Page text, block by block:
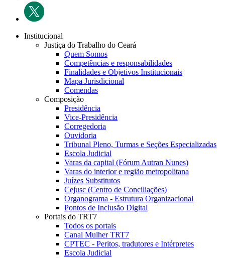
Institucional
Justiça do Trabalho do Ceará
Quem Somos
Competências e responsabilidades
Finalidades e Objetivos Institucionais
Mapa Jurisdicional
Comendas
Composição
Presidência
Vice-Presidência
Corregedoria
Ouvidoria
Tribunal Pleno, Turmas e Seções Especializadas
Escola Judicial
Varas da capital (Fórum Autran Nunes)
Varas do interior e região metropolitana
Juízes Substitutos
Cejusc (Centro de Conciliações)
Organograma - Estrutura Organizacional
Pontos de Inclusão Digital
Portais do TRT7
Todos os portais
Canal Mulher TRT7
CPTEC - Peritos, tradutores e Intérpretes
Escola Judicial